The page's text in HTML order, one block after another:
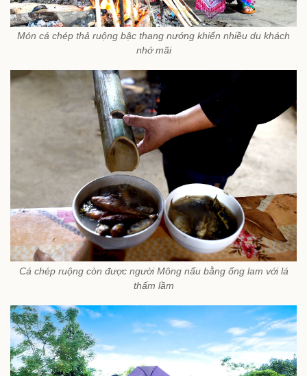
Món cá chép thả ruộng bậc thang nướng khiến nhiều du khách
nhớ mãi
Cá chép ruộng còn được người Mông nấu bằng ống lam với lá
thấm lầm